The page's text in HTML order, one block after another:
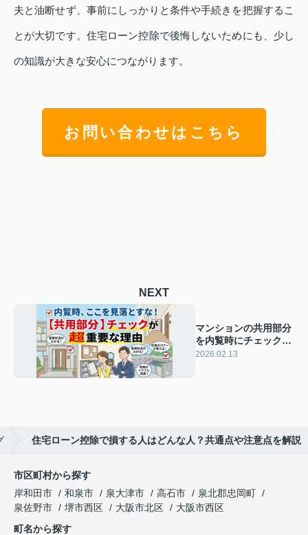
夫と油断せず、事前にしっかりと条件や手続きを把握するこ
とが大切です。住宅ローン控除で後悔しないためにも、少し
の知識が大きな安心につながります。
お問い合わせはこちら
NEXT
マンションの共用部分
を内覧時にチェックす
る理由は？住人の質を
2026.02.13
住宅ローン控除で損する人はどんな人？共通点や注意点を解説
市区町村から探す
岸和田市
和泉市 泉大津市 高石市
泉北郡忠岡町
泉佐野市
堺市西区 大阪市北区
大阪市西区
町名から探す